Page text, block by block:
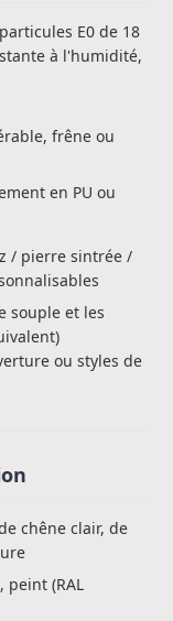
E0 de 18
à l'humidité,
frêne ou
en PU ou
/ pierre sintrée /
souple et les
ou styles de
chêne clair, de
peint (RAL